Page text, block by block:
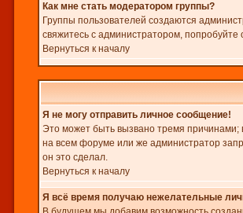
Как мне стать модератором группы?
Группы пользователей создаются
свяжитесь с администратором,
Вернуться к началу
Я не могу отправить личное сообщение!
Это может быть вызвано тремя
на всем форуме или же администратор
он это сделал.
Вернуться к началу
Я всё время получаю нежелательные